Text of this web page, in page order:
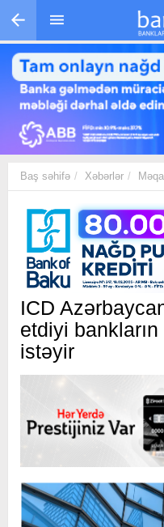
Skip to main content
Baş səhifə Xəbərlər
ICD
etdiyi bankların
istəyir